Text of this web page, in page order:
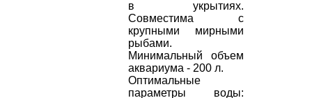
в укрытиях.
Совместима с
крупными мирными
рыбами.
Минимальный объем
аквариума - 200 л.
Оптимальные
параметры воды: